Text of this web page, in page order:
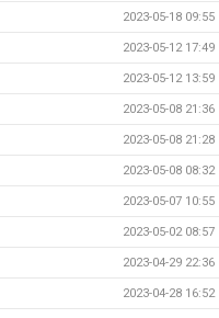
2023-05-18 09:55
2023-05-12 17:49
2023-05-12 13:59
2023-05-08 21:36
2023-05-08 21:28
2023-05-08 08:32
2023-05-07 10:55
2023-05-02 08:57
2023-04-29 22:36
2023-04-28 16:52